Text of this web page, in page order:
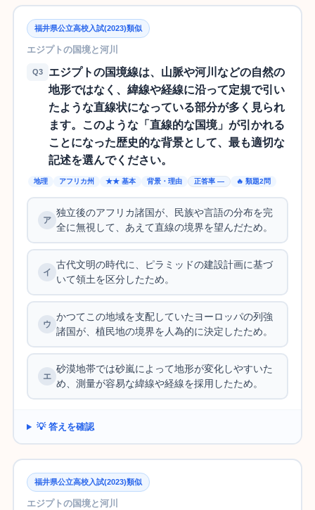
福井県公立高校入試(2023)類似
エジプトの国境と河川
Q3
エジプトの国境線は、山脈や河川などの自然の
地形ではなく、緯線や経線に沿って定規で引い
たような直線状になっている部分が多く見られ
ます。このような「直線的な国境」が引かれる
ことになった歴史的な背景として、最も適切な
記述を選んでください。
地理 アフリカ州 ★★ 基本 背景・理由 正答率 — 🔥 類題2問
独立後のアフリカ諸国が、民族や言語の分布を完
全に無視して、あえて直線の境界を望んだため。
古代文明の時代に、ピラミッドの建設計画に基づ
いて領土を区分したため。
かつてこの地域を支配していたヨーロッパの列強
諸国が、植民地の境界を人為的に決定したため。
砂漠地帯では砂嵐によって地形が変化しやすいた
め、測量が容易な緯線や経線を採用したため。
💡 答えを確認
福井県公立高校入試(2023)類似
エジプトの国境と河川